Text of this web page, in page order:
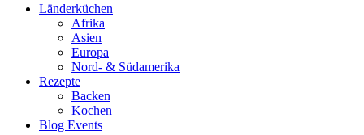
Länderküchen
Afrika
Asien
Europa
Nord- & Südamerika
Rezepte
Backen
Kochen
Blog Events